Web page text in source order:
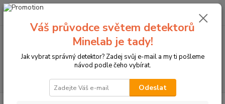
+420774877333
0 Kč
Váš průvodce světem detektorů
Minelab je tady!
Jak vybrat správný detektor? Zadej svůj e-mail a my ti pošleme
návod podle čeho vybírat.
Odeslat